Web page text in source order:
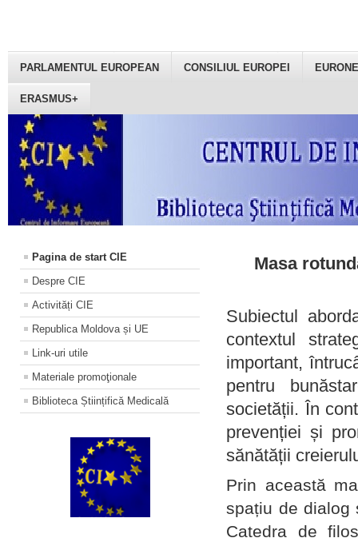
PARLAMENTUL EUROPEAN CONSILIUL EUROPEI
ERASMUS+
Pagina de start CIE
Despre CIE
Activități CIE
Republica Moldova și UE
Link-uri utile
Materiale promoţionale
Biblioteca Științifică Medicală
Masa
Subiectul
contextul
important,
pentru
societății. În
prevenției și
sănătății
Prin această
spațiu de dialog
Catedra de